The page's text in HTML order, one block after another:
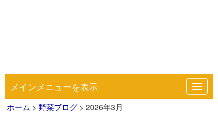
メインメニューを表示
ホーム > 野菜ブログ > 2026年3月